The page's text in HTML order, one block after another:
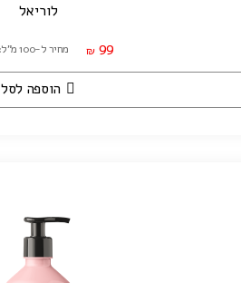
לוריאל
₪ 99 מחיר ל-100 מ"ל: ₪99.00
הוספה לסל